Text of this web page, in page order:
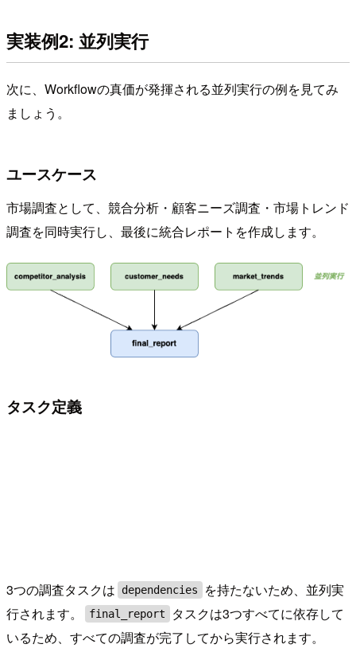
実装例2: 並列実行
次に、Workflowの真価が発揮される並列実行の例を見てみ
ましょう。
ユースケース
市場調査として、競合分析・顧客ニーズ調査・市場トレンド
調査を同時実行し、最後に統合レポートを作成します。
タスク定義
3つの調査タスクは dependencies
を持たないため、並列実
行されます。
final_report
タスクは3つすべてに依存して
いるため、すべての調査が完了してから実行されます。